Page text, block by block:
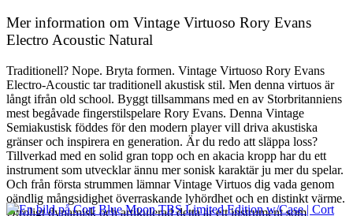
Mer information om Vintage Virtuoso Rory Evans
Electro Acoustic Natural
Traditionell? Nope. Bryta formen. Vintage Virtuoso Rory Evans
Electro-Acoustic tar traditionell akustisk stil. Men denna virtuos är
långt ifrån old school. Byggt tillsammans med en av Storbritanniens
mest begåvade fingerstilspelare Rory Evans. Denna Vintage
Semiakustisk föddes för den modern player vill driva akustiska
gränser och inspirera en generation. Är du redo att släppa loss?
Tillverkad med en solid gran topp och en akacia kropp har du ett
instrument som utvecklar ännu mer sonisk karaktär ju mer du spelar.
Och från första strummen lämnar Vintage Virtuos dig vada genom
oändlig mångsidighet överraskande lyhördhet och en distinkt värme.
Otroligt dynamisk och artikulerad detta är ett instrument som